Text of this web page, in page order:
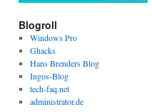
Blogroll
Windows Pro
Ghacks
Hans Brenders Blog
Ingos-Blog
tech-faq.net
administrator.de